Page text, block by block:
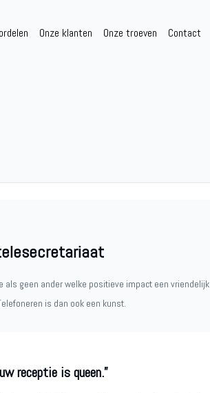
Onze klanten Onze troeven Contact
als geen ander welke positieve impact een vriendelijk
is dan ook een kunst.
receptie is queen.”